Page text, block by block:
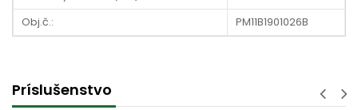
Obj.č.:
PM11B1901026B
Príslušenstvo